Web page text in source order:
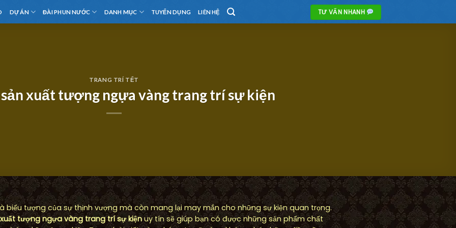
DỰ ÁN ĐÀI PHUN NƯỚC DANH MỤC TUYỂN DỤNG LIÊN HỆ TƯ VẤN NHANH
TRANG TRÍ TẾT
xuất tượng ngựa vàng trang trí sự kiện
biểu tượng của sự thịnh vượng mà còn mang lại may mắn cho những sự kiện quan trọng.
tượng ngựa vàng trang trí sự kiệnuy tín sẽ giúp bạn có được những sản phẩm chất